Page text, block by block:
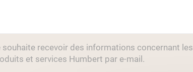
souhaite recevoir des informations concernant les
et services Humbert par e-mail.